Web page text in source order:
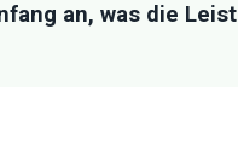
an, was die